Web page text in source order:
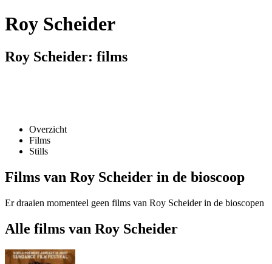
Roy Scheider
Roy Scheider: films
Overzicht
Films
Stills
Films van Roy Scheider in de bioscoop
Er draaien momenteel geen films van Roy Scheider in de bioscopen
Alle films van Roy Scheider